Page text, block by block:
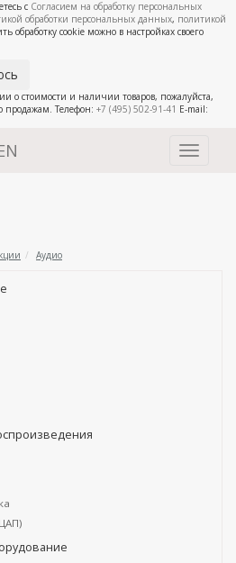
с Согласием на обработку персональных
обработки персональных данных, политикой
обработку cookie можно в настройках своего
о стоимости и наличии товаров, пожалуйста,
Телефон: +7 (495) 502-91-41 E-mail:
Toggle
Аудио